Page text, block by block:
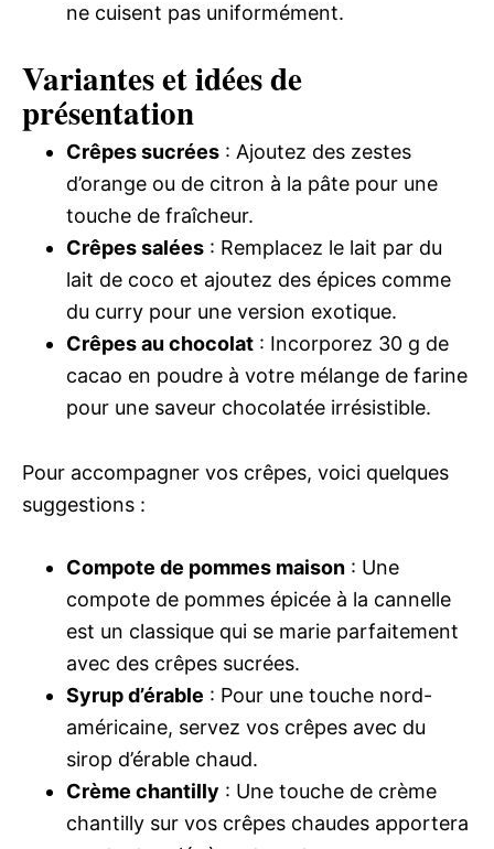
ne cuisent pas uniformément.
Variantes et idées de
présentation
Crêpes sucrées : Ajoutez des zestes
d’orange ou de citron à la pâte pour une
touche de fraîcheur.
Crêpes salées : Remplacez le lait par du
lait de coco et ajoutez des épices comme
du curry pour une version exotique.
Crêpes au chocolat : Incorporez 30 g de
cacao en poudre à votre mélange de farine
pour une saveur chocolatée irrésistible.
Pour accompagner vos crêpes, voici quelques
suggestions :
Compote de pommes maison : Une
compote de pommes épicée à la cannelle
est un classique qui se marie parfaitement
avec des crêpes sucrées.
Syrup d’érable : Pour une touche nord-
américaine, servez vos crêpes avec du
sirop d’érable chaud.
Crème chantilly : Une touche de crème
chantilly sur vos crêpes chaudes apportera